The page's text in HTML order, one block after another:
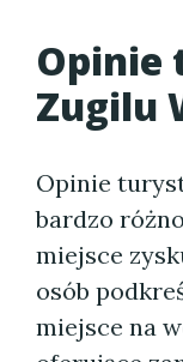
Opinie
Zugilu
Opinie
bardzo
miejsce
osób
miejsce na